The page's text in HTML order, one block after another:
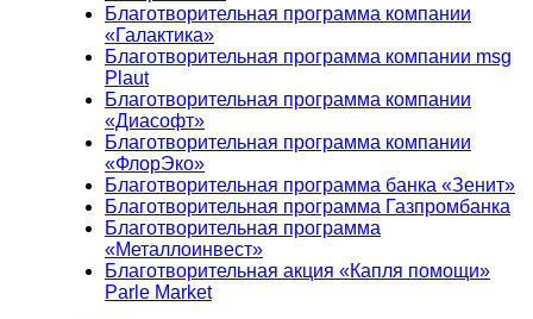
Благотворительная программа компании
«Галактика»
Благотворительная программа компании msg
Plaut
Благотворительная программа компании
«Диасофт»
Благотворительная программа компании
«ФлорЭко»
Благотворительная программа банка «Зенит»
Благотворительная программа Газпромбанка
Благотворительная программа
«Металлоинвест»
Благотворительная акция «Капля помощи»
Parle Market